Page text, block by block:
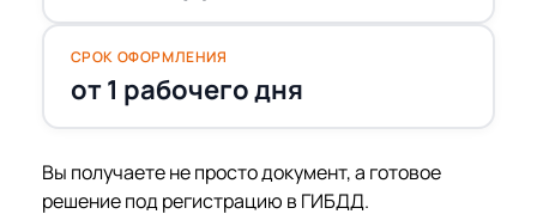
СРОК ОФОРМЛЕНИЯ
от 1 рабочего дня
Вы получаете не просто документ, а готовое
решение под регистрацию в ГИБДД.